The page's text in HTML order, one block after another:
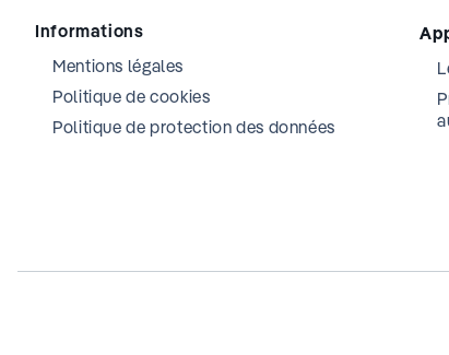
Informations
Mentions légales
Politique de cookies
Politique de protection des données